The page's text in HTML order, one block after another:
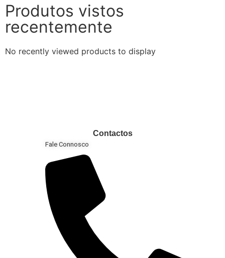
Produtos vistos
recentemente
No recently viewed products to display
Contactos
Fale Connosco